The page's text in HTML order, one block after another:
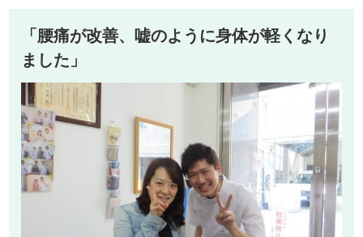
「腰痛が改善、嘘のように身体が軽くなり
ました」